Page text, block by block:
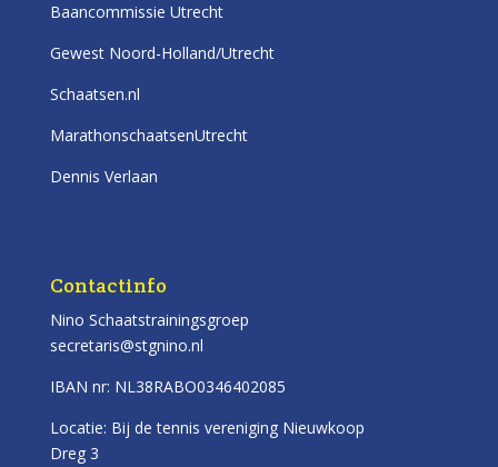
Baancommissie Utrecht
Gewest Noord-Holland/Utrecht
Schaatsen.nl
MarathonschaatsenUtrecht
Dennis Verlaan
Contactinfo
Nino Schaatstrainingsgroep
secretaris@stgnino.nl
IBAN nr: NL38RABO0346402085
Locatie: Bij de tennis vereniging Nieuwkoop
Dreg 3